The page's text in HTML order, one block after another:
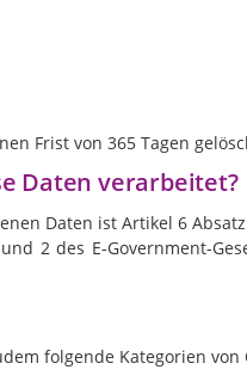
Frist von 365 Tagen
Daten verarbeitet?
Daten ist Artikel 6
2 des E-Government-
folgende Kategorien von